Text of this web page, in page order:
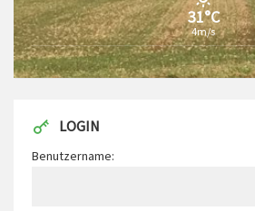
31°C
4m/s
LOGIN
Benutzername: